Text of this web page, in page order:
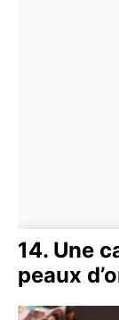
14. Une
peaux